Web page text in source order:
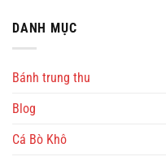
DANH MỤC
Bánh trung thu
Blog
Cá Bò Khô